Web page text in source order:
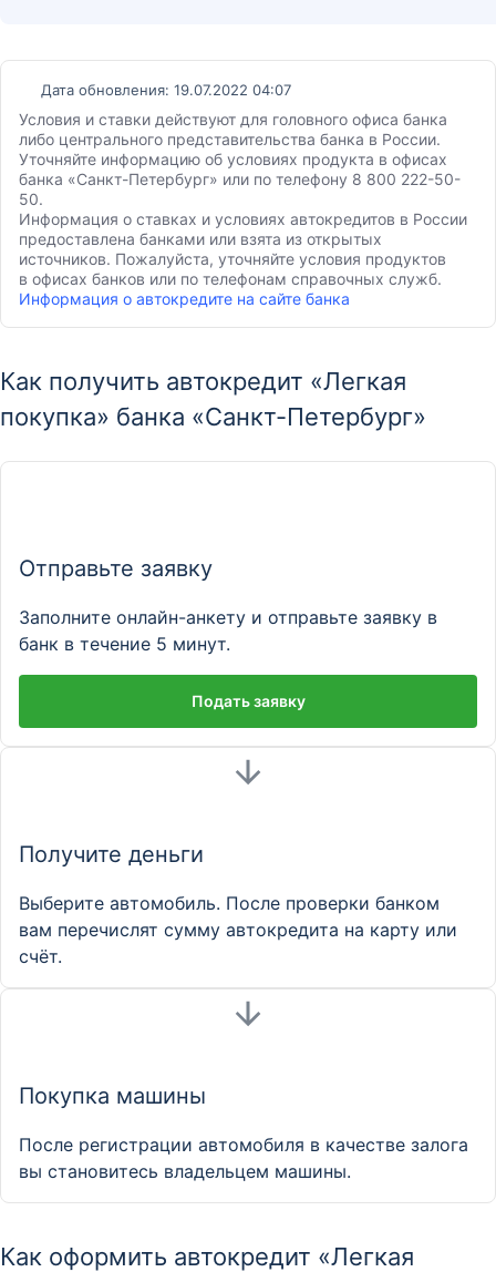
Дата обновления: 19.07.2022 04:07
Условия и ставки действуют для головного офиса банка
либо центрального представительства банка в России.
Уточняйте информацию об условиях продукта в офисах
банка «Санкт-Петербург» или по телефону 8 800 222-50-
50.
Информация о ставках и условиях автокредитов в России
предоставлена банками или взята из открытых
источников. Пожалуйста, уточняйте условия продуктов
в офисах банков или по телефонам справочных служб.
Информация о автокредите на сайте банка
Как получить автокредит «Легкая
покупка» банка «Санкт-Петербург»
Отправьте заявку
Заполните онлайн-анкету и отправьте заявку в
банк в течение 5 минут.
Подать заявку
Получите деньги
Выберите автомобиль. После проверки банком
вам перечислят сумму автокредита на карту или
счёт.
Покупка машины
После регистрации автомобиля в качестве залога
вы становитесь владельцем машины.
Как оформить автокредит «Легкая